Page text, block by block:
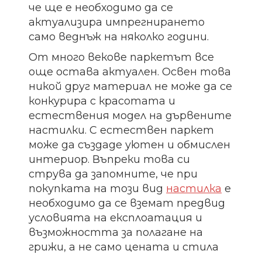
че ще е необходимо да се
актуализира импрегнирането
само веднъж на няколко години.
От много векове паркетът все
още остава актуален. Освен това
никой друг материал не може да се
конкурира с красотата и
естествения модел на дървените
настилки. С естествен паркет
може да създаде уютен и обмислен
интериор. Въпреки това си
струва да запомните, че при
покупката на този вид настилка е
необходимо да се вземат предвид
условията на експлоатация и
възможността за полагане на
грижи, а не само цената и стила